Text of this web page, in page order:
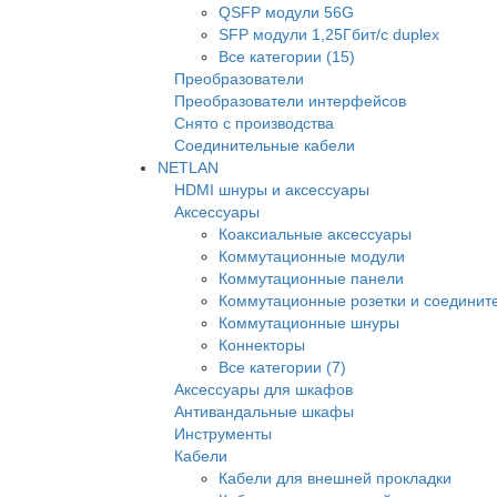
QSFP модули 56G
SFP модули 1,25Гбит/с duplex
Все категории (15)
Преобразователи
Преобразователи интерфейсов
Снято с производства
Соединительные кабели
NETLAN
HDMI шнуры и аксессуары
Аксессуары
Коаксиальные аксессуары
Коммутационные модули
Коммутационные панели
Коммутационные розетки и
Коммутационные шнуры
Коннекторы
Все категории (7)
Аксессуары для шкафов
Антивандальные шкафы
Инструменты
Кабели
Кабели для внешней прокладки